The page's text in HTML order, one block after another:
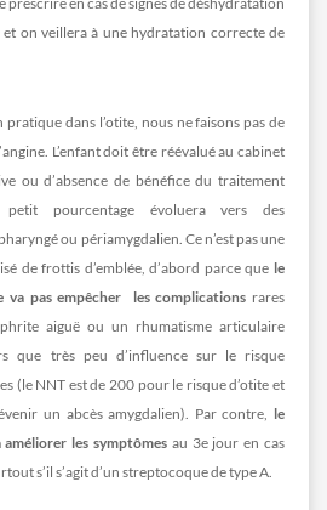
on veillera à une hydratation correcte de
pratique dans l’otite, nous ne faisons pas de
L’enfant doit être réévalué au cabinet
ou d’absence de bénéfice du traitement
petit pourcentage évoluera vers des
ou périamygdalien. Ce n’est pas une
de frottis d’emblée, d’abord parce que le
pas empêcher
les complications rares
aiguë ou un rhumatisme articulaire
que très peu d’influence sur le risque
(le NNT est de 200 pour le risque d’otite et
un abcès amygdalien). Par contre, le
les symptômes au 3e jour en cas
s’il s’agit d’un streptocoque de type A.